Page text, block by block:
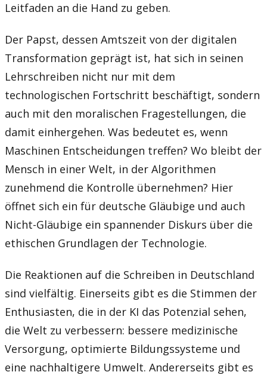
Leitfaden an die Hand zu geben.
Der Papst, dessen Amtszeit von der digitalen
Transformation geprägt ist, hat sich in seinen
Lehrschreiben nicht nur mit dem
technologischen Fortschritt beschäftigt, sondern
auch mit den moralischen Fragestellungen, die
damit einhergehen. Was bedeutet es, wenn
Maschinen Entscheidungen treffen? Wo bleibt der
Mensch in einer Welt, in der Algorithmen
zunehmend die Kontrolle übernehmen? Hier
öffnet sich ein für deutsche Gläubige und auch
Nicht-Gläubige ein spannender Diskurs über die
ethischen Grundlagen der Technologie.
Die Reaktionen auf die Schreiben in Deutschland
sind vielfältig. Einerseits gibt es die Stimmen der
Enthusiasten, die in der KI das Potenzial sehen,
die Welt zu verbessern: bessere medizinische
Versorgung, optimierte Bildungssysteme und
eine nachhaltigere Umwelt. Andererseits gibt es